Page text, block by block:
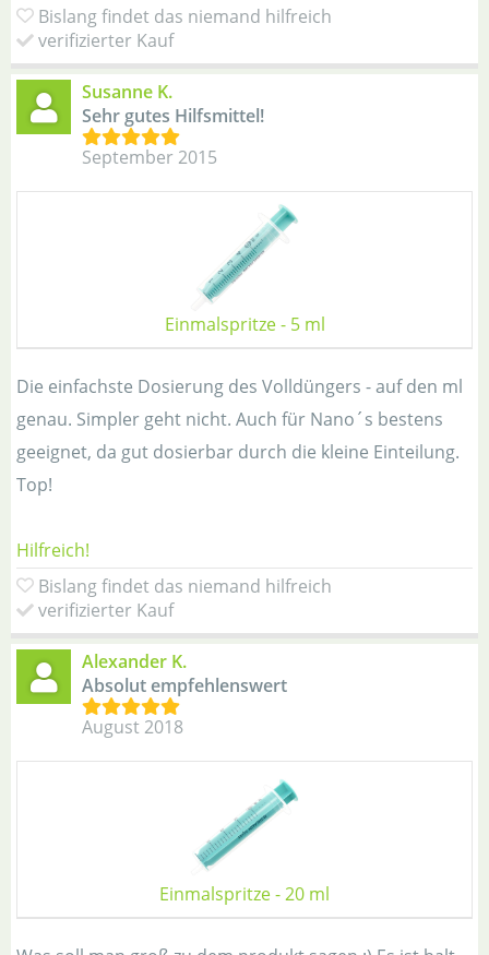
Bislang findet das niemand hilfreich
verifizierter Kauf
Susanne K.
Sehr gutes Hilfsmittel!
September 2015
Einmalspritze - 5 ml
Die einfachste Dosierung des Volldüngers - auf den ml
genau. Simpler geht nicht. Auch für Nano´s bestens
geeignet, da gut dosierbar durch die kleine Einteilung.
Top!
Hilfreich!
Bislang findet das niemand hilfreich
verifizierter Kauf
Alexander K.
Absolut empfehlenswert
August 2018
Einmalspritze - 20 ml